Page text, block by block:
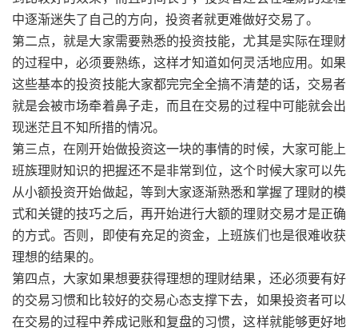
中逐渐迷失了自己的方向，投资者就更难做好交易了。
第二点，就是大家需要熟悉的投资技能，尤其是实际在理财
的过程中，必须要熟练，这样才知道如何灵活地应用。如果
这些基本的投资技能大家都完完全全搞不清楚的话，交易者
就是会被市场牵着鼻子走，而且在交易的过程中可能就会出
现迷茫且不知所措的情况。
第三点，在刚开始做投资这一块的事情的时候，大家可能上
班族理财知识的把握还不是非常到位，这个时候大家可以先
从小额投资开始做起，等到大家逐渐熟悉和掌握了理财的模
式和关键的技巧之后，再开始进行大额的理财交易才是正确
的方式。否则，即使有充足的资金，上班族们也是很难收获
理想的结果的。
第四点，大家如果想要获得理想的理财结果，还必须要有好
的交易习惯和比较好的交易心态支撑下去，如果投资者可以
在交易的过程中养成记账和复盘的习惯，这样就能够更好地